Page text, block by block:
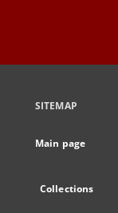
SITEMAP
Main page
Collections